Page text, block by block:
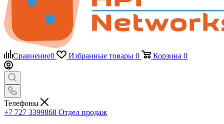
Сравнение0 Избранные товары 0 Корзина 0
Телефоны
+7 727 3399868 Отдел продаж